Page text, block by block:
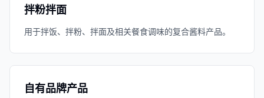
拌粉拌面
用于拌饭、拌粉、拌面及相关餐食调味的复合酱料产品。
自有品牌产品